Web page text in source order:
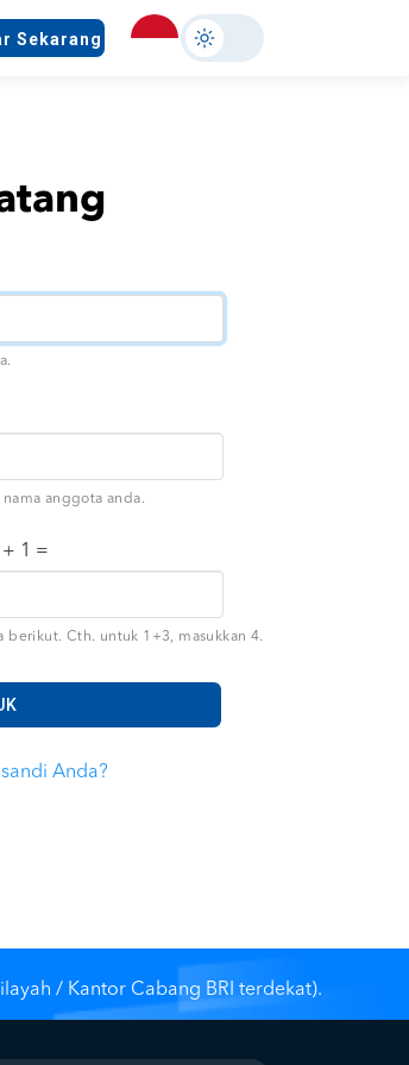
Sekarang
Select
anggota anda.
+ 1 =
berikut. Cth. untuk 1+3, masukkan 4.
Anda?
/ Kantor Cabang BRI terdekat).